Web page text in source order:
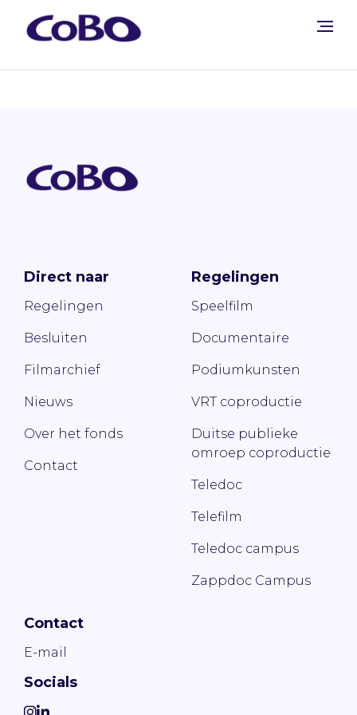
Direct naar
Regelingen
Besluiten
Filmarchief
Nieuws
Over het fonds
Contact
Regelingen
Speelfilm
Documentaire
Podiumkunsten
VRT coproductie
Duitse publieke
omroep coproductie
Teledoc
Telefilm
Teledoc campus
Zappdoc Campus
Contact
E-mail
Socials